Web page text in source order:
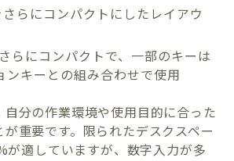
らにコンパクトにしたレイアウ
らにコンパクトで、一部のキーは
ンキーとの組み合わせで使用
分の作業環境や使用目的に合った
重要です。限られたデスクスペー
が適していますが、数字入力が多